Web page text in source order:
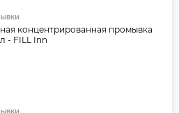
концентрированная промывка
- FILL Inn